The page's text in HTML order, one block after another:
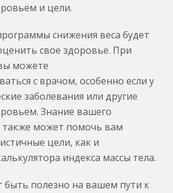
и цели.
снижения веса будет
свое здоровье. При
можете
с врачом, особенно если у
заболевания или другие
Знание вашего
также может помочь вам
цели, как и
индекса массы тела.
полезно на вашем пути к